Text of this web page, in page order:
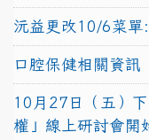
沅益更改10/6菜單
口腔保健相關資訊
10月27日（五）
權」線上研討會開